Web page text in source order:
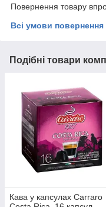
Повернення товару
Всі умови повернення
Подібні товари
Кава у капсулах Carraro